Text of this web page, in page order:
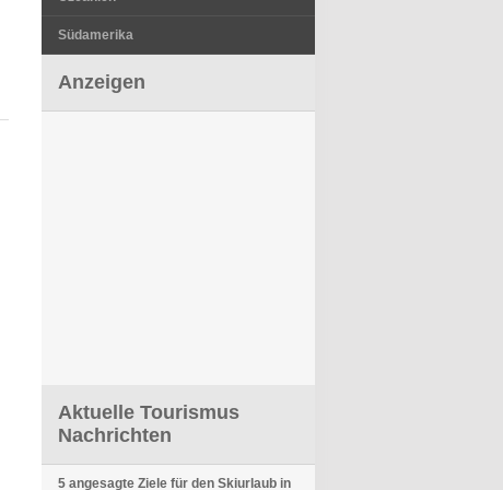
Südamerika
Anzeigen
Aktuelle Tourismus
Nachrichten
5 angesagte Ziele für den Skiurlaub in